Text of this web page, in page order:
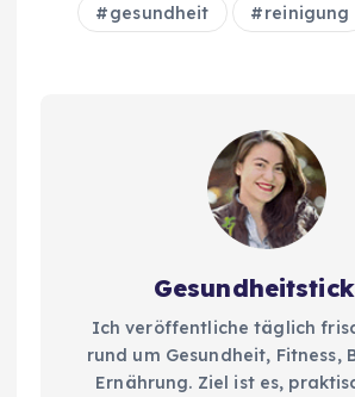
gesundheit reinigung
Ich veröffentliche täglich
rund um Gesundheit, Fitness,
Ernährung. Ziel ist es,